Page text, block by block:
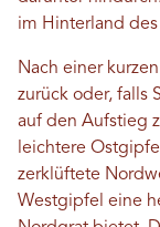
im Hinterland des
Nach einer
zurück oder, falls
auf den Aufstieg
leichtere
zerklüftete
Westgipfel eine